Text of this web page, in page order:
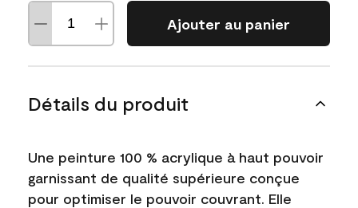
Ajouter au panier
Détails du produit
Une peinture 100 % acrylique à haut pouvoir
garnissant de qualité supérieure conçue
pour optimiser le pouvoir couvrant. Elle